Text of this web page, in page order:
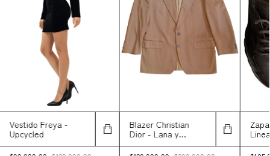
Vestido Freya -
Upcycled
Blazer Christian
Dior - Lana y
Cachemir